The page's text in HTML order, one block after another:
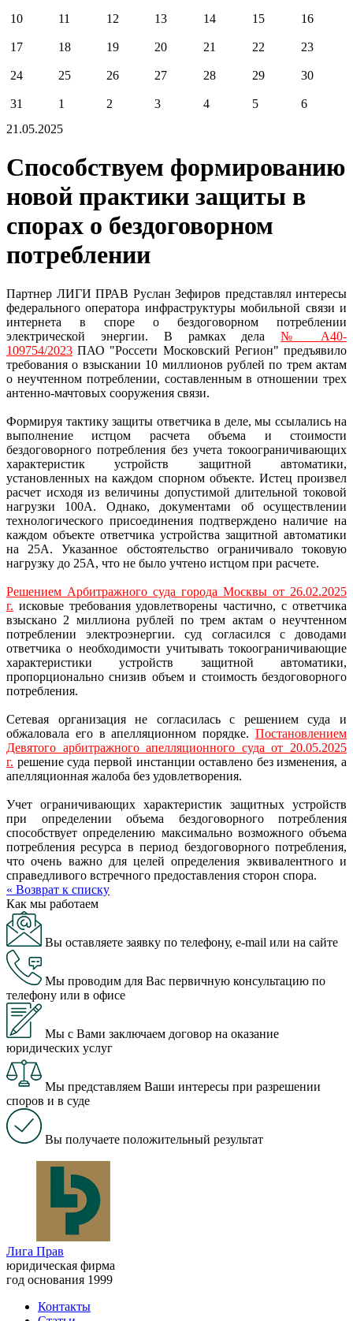
10 11 12 13 14 15 16
17 18 19 20 21 22 23
24 25 26 27 28 29 30
31 1 2 3 4 5
6
21.05.2025
Способствуем формированию
новой практики защиты в
спорах о бездоговорном
потреблении
Партнер ЛИГИ ПРАВ Руслан Зефиров представлял интересы
федерального оператора инфраструктуры мобильной связи и
интернета в споре о бездоговорном потреблении
электрической энергии. В рамках дела№ А40-
109754/2023 ПАО "Россети Московский Регион" предъявило
требования о взыскании 10 миллионов рублей по трем актам
о неучтенном потреблении, составленным в отношении трех
антенно-мачтовых сооружения связи.
Формируя тактику защиты ответчика в деле, мы ссылались на
выполнение истцом расчета объема и стоимости
бездоговорного потребления без учета токоограничивающих
характеристик устройств защитной автоматики,
установленных на каждом спорном объекте. Истец произвел
расчет исходя из величины допустимой длительной токовой
нагрузки 100А. Однако, документами об осуществлении
технологического присоединения подтверждено наличие на
каждом объекте ответчика устройства защитной автоматики
на 25А. Указанное обстоятельство ограничивало токовую
нагрузку до 25А, что не было учтено истцом при расчете.
Решением Арбитражного суда города Москвы от 26.02.2025
г. исковые требования удовлетворены частично, с ответчика
взыскано 2 миллиона рублей по трем актам о неучтенном
потреблении электроэнергии. суд согласился с доводами
ответчика о необходимости учитывать токоограничивающие
характеристики устройств защитной автоматики,
пропорционально снизив объем и стоимость бездоговорного
потребления.
Сетевая организация не согласилась с решением суда и
обжаловала его в апелляционном порядке. Постановлением
Девятого арбитражного апелляционного суда от 20.05.2025
г. решение суда первой инстанции оставлено без изменения, а
апелляционная жалоба без удовлетворения.
Учет ограничивающих характеристик защитных устройств
при определении объема бездоговорного потребления
способствует определению максимально возможного объема
потребления ресурса в период бездоговорного потребления,
что очень важно для целей определения эквивалентного и
справедливого встречного предоставления сторон спора.
« Возврат к списку
Как мы работаем
Вы оставляете заявку по телефону, e-mail или на сайте
Мы проводим для Вас первичную консультацию по
телефону или в офисе
Мы с Вами заключаем договор на оказание
юридических услуг
Мы представляем Ваши интересы при разрешении
споров и в суде
Вы получаете положительный результат
Лига Прав
юридическая фирма
год основания 1999
Контакты